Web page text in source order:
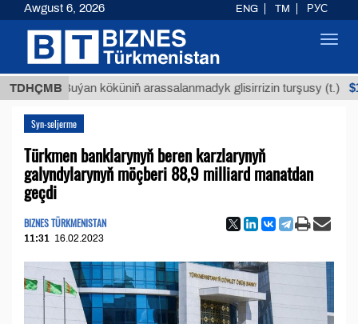
TDHÇMB
Buýan köküniň arassalanmadyk glisirrizin turşusy (t.)
Syn-seljerme
Türkmen banklarynyň beren karzlarynyň
galyndylarynyň möçberi 88,9 milliard manatdan
geçdi
BIZNES TÜRKMENISTAN
11:31 16.02.2023
Awgust 6, 2026 ENG TM РУС